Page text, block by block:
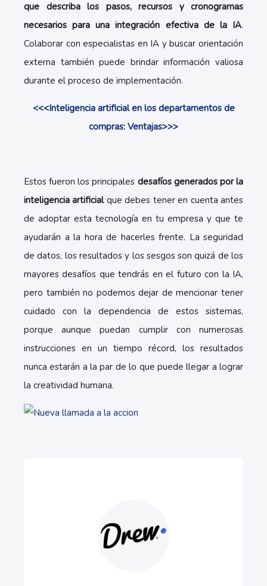
que describa los pasos, recursos y cronogramas
necesarios para una integración efectiva de la IA.
Colaborar con especialistas en IA y buscar orientación
externa también puede brindar información valiosa
durante el proceso de implementación.
<<<Inteligencia artificial en los departamentos de
compras: Ventajas>>>
Estos fueron los principales desafíos generados por la
inteligencia artificial que debes tener en cuenta antes
de adoptar esta tecnología en tu empresa y que te
ayudarán a la hora de hacerles frente. La seguridad
de datos, los resultados y los sesgos son quizá de los
mayores desafíos que tendrás en el futuro con la IA,
pero también no podemos dejar de mencionar tener
cuidado con la dependencia de estos sistemas,
porque aunque puedan cumplir con numerosas
instrucciones en un tiempo récord, los resultados
nunca estarán a la par de lo que puede llegar a lograr
la creatividad humana.